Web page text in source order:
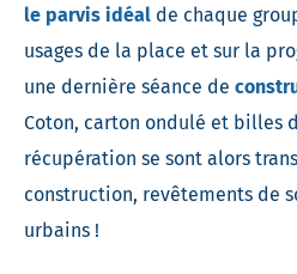
le parvis idéal de chaque
usages de la place et sur la
une dernière séance de
Coton, carton ondulé et billes
récupération se sont alors
construction, revêtements de
urbains !